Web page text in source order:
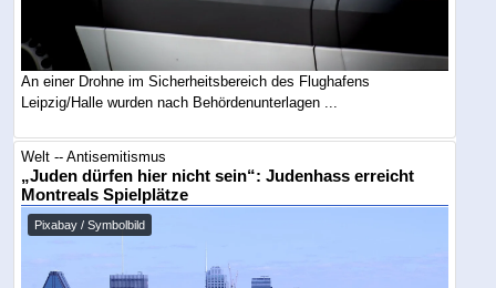
An einer Drohne im Sicherheitsbereich des Flughafens
Leipzig/Halle wurden nach Behördenunterlagen ...
Welt -- Antisemitismus
„Juden dürfen hier nicht sein“: Judenhass erreicht
Montreals Spielplätze
Pixabay / Symbolbild